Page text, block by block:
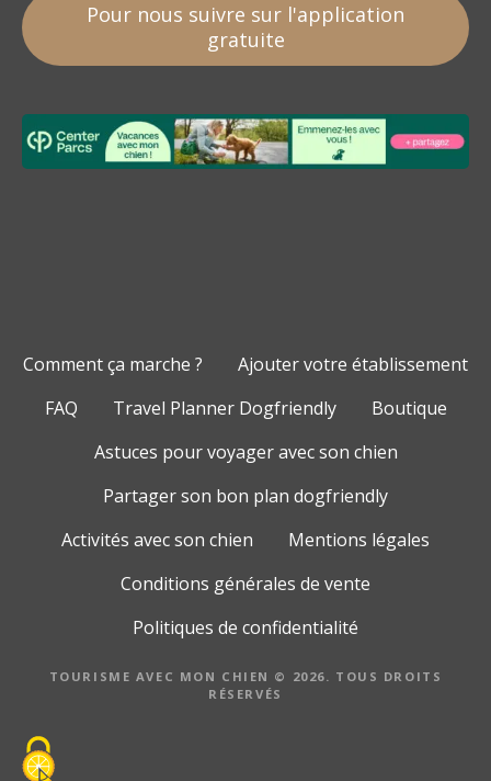
Pour nous suivre sur l'application
gratuite
Comment ça marche ?
Ajouter votre établissement
FAQ
Travel Planner Dogfriendly
Boutique
Astuces pour voyager avec son chien
Partager son bon plan dogfriendly
Activités avec son chien
Mentions légales
Conditions générales de vente
Politiques de confidentialité
TOURISME AVEC MON CHIEN © 2026. TOUS DROITS
RÉSERVÉS